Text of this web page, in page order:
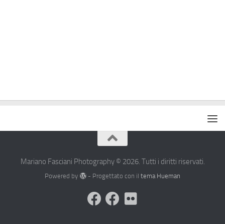
Mariano Fasciani Photography © 2026. Tutti i diritti riservati.
Powered by - Progettato con il tema Hueman